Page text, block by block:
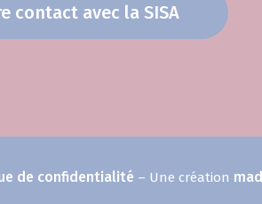
contact avec la SISA
de confidentialité – Une création